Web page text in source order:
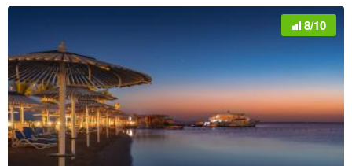
8/10